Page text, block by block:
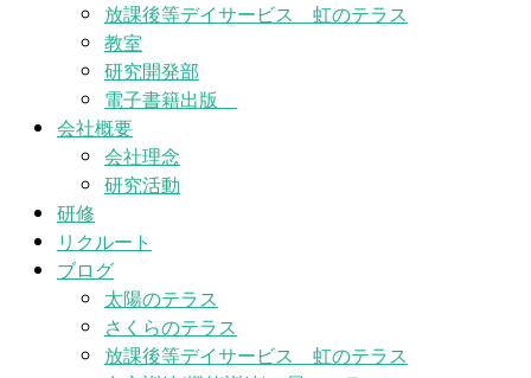
放課後等デイサービス 虹のテラス
教室
研究開発部
電子書籍出版
会社概要
会社理念
研究活動
研修
リクルート
ブログ
太陽のテラス
さくらのテラス
放課後等デイサービス 虹のテラス